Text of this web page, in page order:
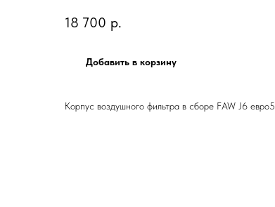
18 700 р.
Добавить в корзину
Корпус воздушного фильтра в сборе FAW J6 евро5